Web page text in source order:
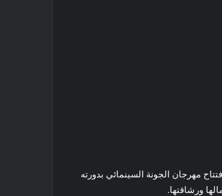
مهرجان الجونة السينمائي بدورته